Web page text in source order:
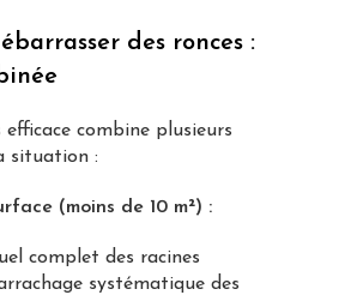
des ronces :
efficace combine plusieurs
situation :
(moins de 10 m²) :
complet des racines
systématique des